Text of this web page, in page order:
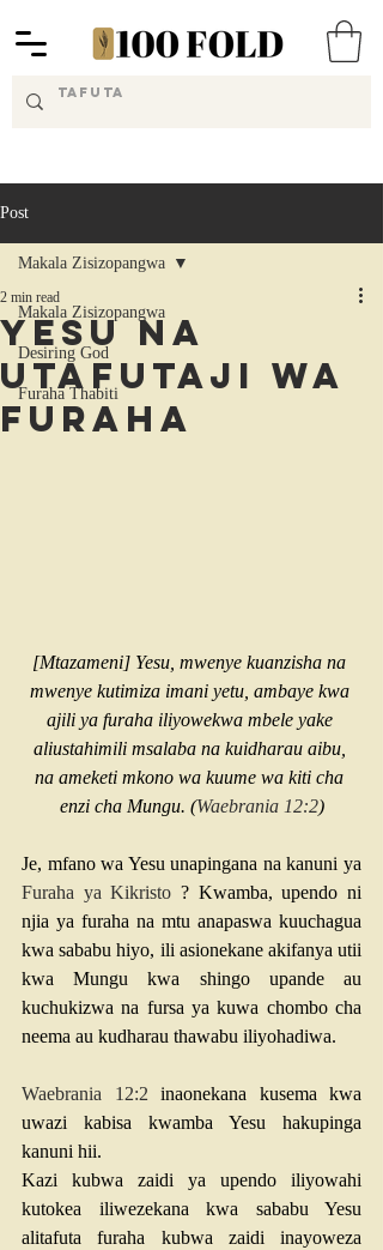
Post
Makala Zisizopangwa
Desiring God
Furaha Thabiti
Makala Zisizopangwa
Yesu na
Utafutaji wa
Furaha
2 min read
[Mtazameni] Yesu, mwenye kuanzisha na
mwenye kutimiza imani yetu, ambaye kwa
ajili ya furaha iliyowekwa mbele yake
aliustahimili msalaba na kuidharau aibu,
na ameketi mkono wa kuume wa kiti cha
enzi cha Mungu. (Waebrania 12:2)
Furaha ya Kikristo ? Kwamba, upendo ni
njia ya furaha na mtu anapaswa kuuchagua
kwa sababu hiyo, ili asionekane akifanya utii
kwa Mungu kwa shingo upande au
kuchukizwa na fursa ya kuwa chombo cha
neema au kudharau thawabu iliyohadiwa.
Waebrania 12:2 inaonekana kusema kwa
uwazi kabisa kwamba Yesu hakupinga
kanuni hii.
Kazi kubwa zaidi ya upendo iliyowahi
kutokea iliwezekana kwa sababu Yesu
alitafuta furaha kubwa zaidi inayoweza